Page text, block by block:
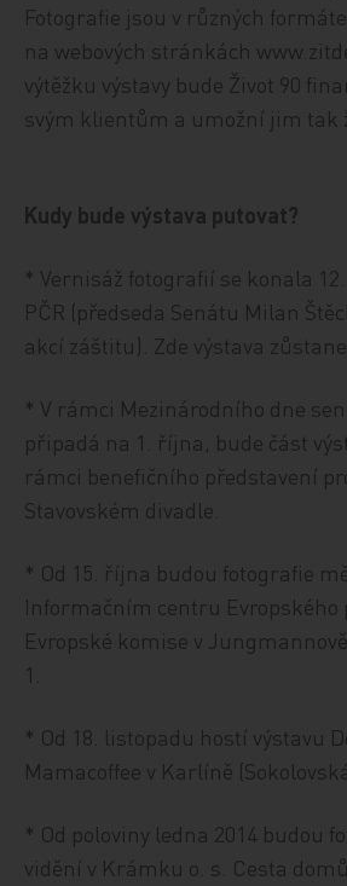
Fotografie jsou v různých
na webových stránkách
výtěžku výstavy bude Život 90
svým klientům a umožní jim tak
Kudy bude výstava putovat?
* Vernisáž fotografií se konala
PČR (předseda Senátu Milan
akcí záštitu). Zde výstava zůstane
* V rámci Mezinárodního dne
připadá na 1. října, bude část
rámci benefičního představení
Stavovském divadle.
* Od 15. října budou fotografie
Informačním centru
Evropské komise v
1.
* Od 18. listopadu hostí výstavu
Mamacoffee v Karlíně
* Od poloviny ledna 2014 budou
vidění v Krámku o. s. Cesta